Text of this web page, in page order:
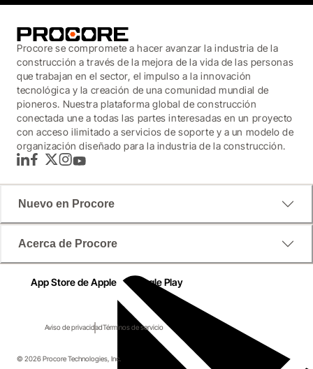
Procore se compromete a hacer avanzar la industria de la
construcción a través de la mejora de la vida de las personas
que trabajan en el sector, el impulso a la innovación
tecnológica y la creación de una comunidad mundial de
pioneros. Nuestra plataforma global de construcción
conectada une a todas las partes interesadas en un proyecto
con acceso ilimitado a servicios de soporte y a un modelo de
organización diseñado para la industria de la construcción.
LinkedInFacebook
TwitterInstagram
YouTube
Nuevo en Procore
Acerca de Procore
App Store de Apple Google Play
Aviso de privacidadTérminos de servicio
© 2026 Procore Technologies, Inc.